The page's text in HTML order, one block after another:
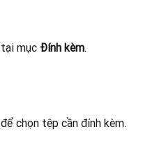
tại mục Đính kèm.
để chọn tệp cần đính kèm.